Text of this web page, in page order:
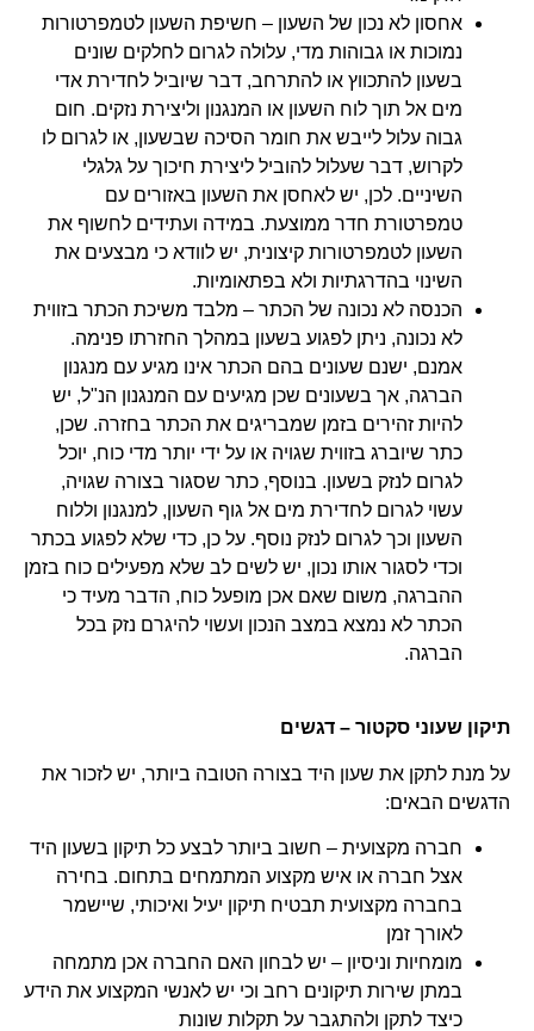
אחסון לא נכון של השעון – חשיפת השעון לטמפרטורות
נמוכות או גבוהות מדי, עלולה לגרום לחלקים שונים
בשעון להתכווץ או להתרחב, דבר שיוביל לחדירת אדי
מים אל תוך לוח השעון או המנגנון וליצירת נזקים. חום
גבוה עלול לייבש את חומר הסיכה שבשעון, או לגרום לו
לקרוש, דבר שעלול להוביל ליצירת חיכוך על גלגלי
השיניים. לכן, יש לאחסן את השעון באזורים עם
טמפרטורת חדר ממוצעת. במידה ועתידים לחשוף את
השעון לטמפרטורות קיצונית, יש לוודא כי מבצעים את
השינוי בהדרגתיות ולא בפתאומיות.
הכנסה לא נכונה של הכתר – מלבד משיכת הכתר בזווית
לא נכונה, ניתן לפגוע בשעון במהלך החזרתו פנימה.
אמנם, ישנם שעונים בהם הכתר אינו מגיע עם מנגנון
הברגה, אך בשעונים שכן מגיעים עם המנגנון הנ"ל, יש
להיות זהירים בזמן שמבריגים את הכתר בחזרה. שכן,
כתר שיוברג בזווית שגויה או על ידי יותר מדי כוח, יוכל
לגרום לנזק בשעון. בנוסף, כתר שסגור בצורה שגויה,
עשוי לגרום לחדירת מים אל גוף השעון, למנגנון וללוח
השעון וכך לגרום לנזק נוסף. על כן, כדי שלא לפגוע בכתר
וכדי לסגור אותו נכון, יש לשים לב שלא מפעילים כוח בזמן
ההברגה, משום שאם אכן מופעל כוח, הדבר מעיד כי
הכתר לא נמצא במצב הנכון ועשוי להיגרם נזק בכל
הברגה.
תיקון שעוני סקטור – דגשים
על מנת לתקן את שעון היד בצורה הטובה ביותר, יש לזכור את
הדגשים הבאים:
חברה מקצועית – חשוב ביותר לבצע כל תיקון בשעון היד
אצל חברה או איש מקצוע המתמחים בתחום. בחירה
בחברה מקצועית תבטיח תיקון יעיל ואיכותי, שיישמר
לאורך זמן
מומחיות וניסיון – יש לבחון האם החברה אכן מתמחה
במתן שירות תיקונים רחב וכי יש לאנשי המקצוע את הידע
כיצד לתקן ולהתגבר על תקלות שונות